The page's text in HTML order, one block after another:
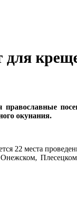
для
окунания.
22 места